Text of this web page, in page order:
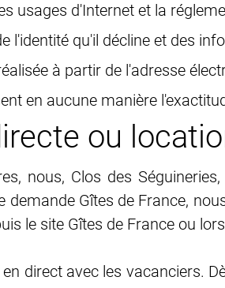
usages d'Internet et la
l'identité qu'il décline et des
à partir de l'adresse
en aucune manière
ou
nous, Clos des
demande Gîtes de France,
le site Gîtes de France ou
direct avec les vacanciers.